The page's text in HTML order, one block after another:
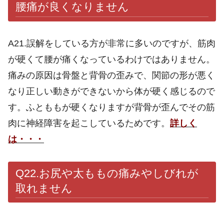
腰痛が良くなりません
A21.誤解をしている方が非常に多いのですが、筋肉
が硬くて腰が痛くなっているわけではありません。
痛みの原因は骨盤と背骨の歪みで、関節の形が悪く
なり正しい動きができないから体が硬く感じるので
す。ふとももが硬くなりますが背骨が歪んでその筋
肉に神経障害を起こしているためです。 詳しく
は・・・
Q22.お尻や太ももの痛みやしびれが
取れません